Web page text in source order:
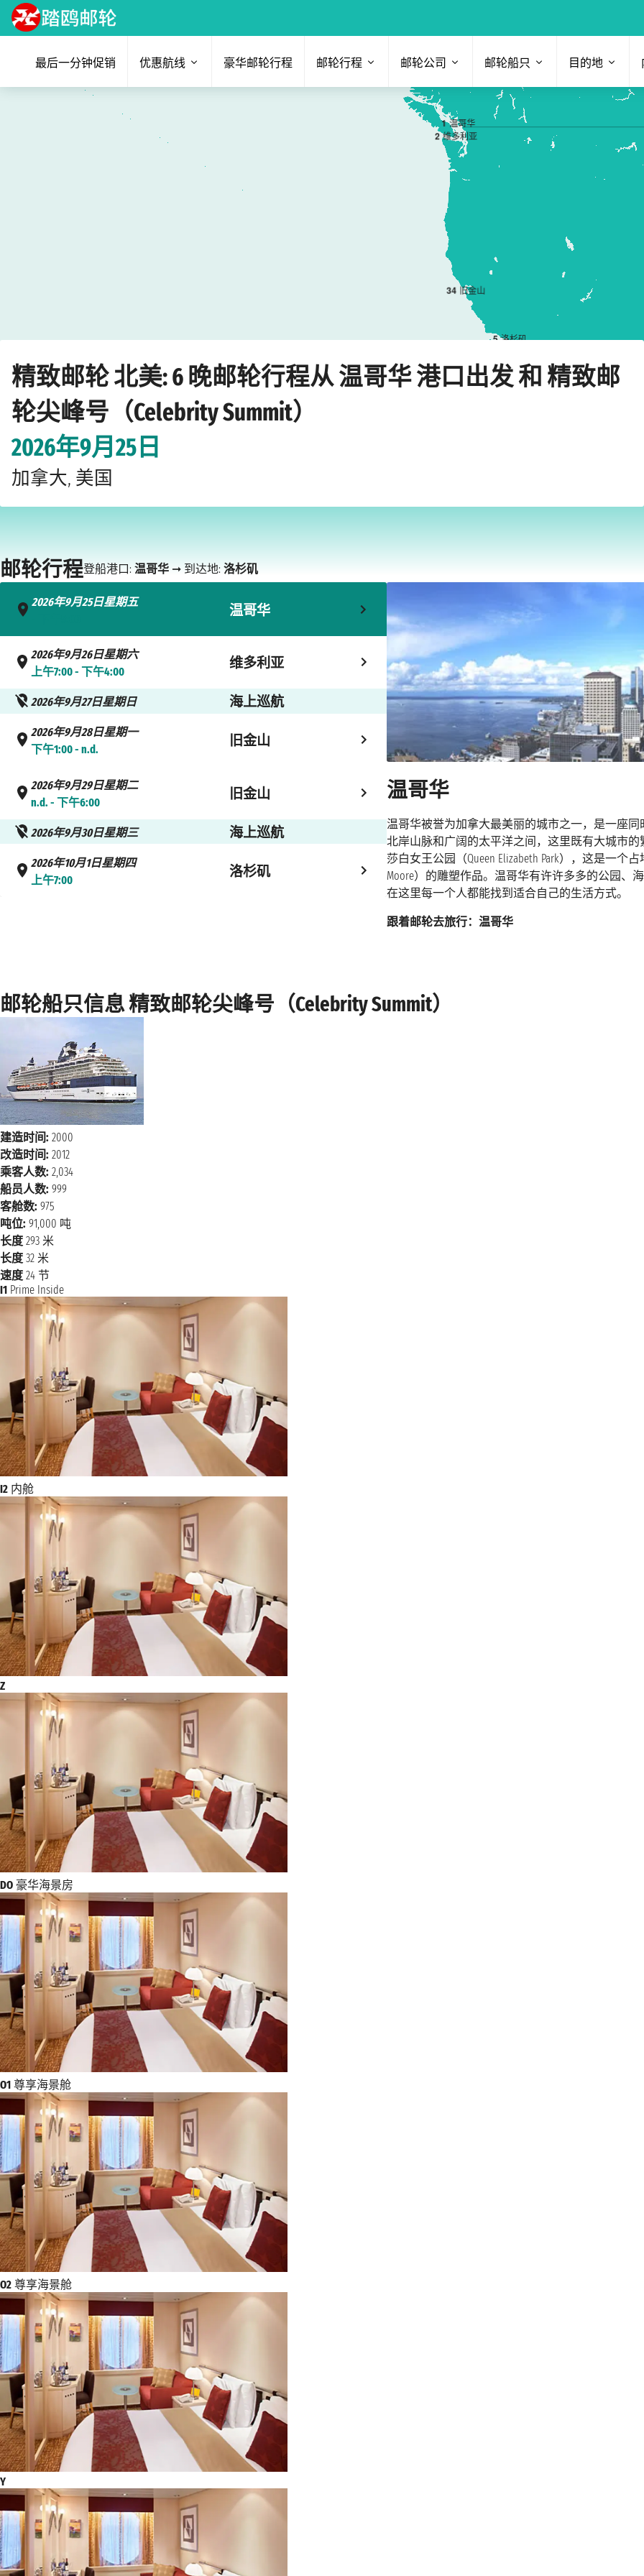
最后一分钟促销 优惠航线 豪华邮轮行程 邮轮行程 邮轮公司 邮轮船只 目的地
1 温哥华
2 维多利亚
34 旧金山
5 洛杉矶
精致邮轮 北美: 6 晚邮轮行程从 温哥华 港口出发 和 精致邮
轮尖峰号（Celebrity Summit）
2026年9月25日
加拿大, 美国
邮轮行程登船港口: 温哥华 ➞ 到达地: 洛杉矶
2026年9月25日星期五
温哥华
2026年9月26日星期六
上午7:00 - 下午4:00
维多利亚
2026年9月27日星期日 海上巡航
2026年9月28日星期一
下午1:00 - n.d.
旧金山
2026年9月29日星期二
n.d. - 下午6:00
旧金山
2026年9月30日星期三 海上巡航
2026年10月1日星期四
上午7:00
洛杉矶
温哥华
温哥华被誉为加拿大最美丽的城市之一，是一座
北岸山脉和广阔的太平洋之间，这里既有大城市
莎白女王公园（Queen Elizabeth Park），这是一个
Moore）的雕塑作品。温哥华有许许多多的公园、
在这里每一个人都能找到适合自己的生活方式。
跟着邮轮去旅行：温哥华
游客也可以在城市和周边地区停留 体验。
邮轮船只信息 精致邮轮尖峰号（Celebrity Summit）
建造时间: 2000
改造时间: 2012
乘客人数: 2,034
船员人数: 999
客舱数: 975
吨位: 91,000 吨
长度 293 米
长度 32 米
速度 24 节
I1 Prime Inside
I2 内舱
Z
DO 豪华海景房
O1 尊享海景舱
O2 尊享海景舱
Y